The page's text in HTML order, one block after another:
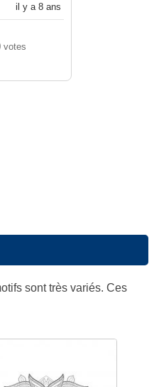
il y a 8 ans
pas
votes
sont très variés. Ces